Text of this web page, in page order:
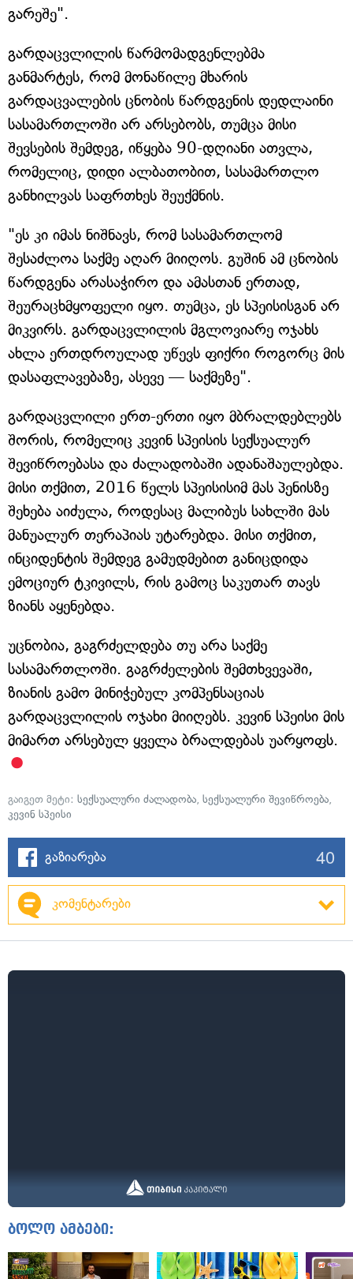
გარეშე".
გარდაცვლილის წარმომადგენლებმა
განმარტეს, რომ მონაწილე მხარის
გარდაცვალების ცნობის წარდგენის დედლაინი
სასამართლოში არ არსებობს, თუმცა მისი
შევსების შემდეგ, იწყება 90-დღიანი ათვლა,
რომელიც, დიდი ალბათობით, სასამართლო
განხილვას საფრთხეს შეუქმნის.
"ეს კი იმას ნიშნავს, რომ სასამართლომ
შესაძლოა საქმე აღარ მიიღოს. გუშინ ამ ცნობის
წარდგენა არასაჭირო და ამასთან ერთად,
შეურაცხმყოფელი იყო. თუმცა, ეს სპეისისგან არ
მიკვირს. გარდაცვლილის მგლოვიარე ოჯახს
ახლა ერთდროულად უწევს ფიქრი როგორც მის
დასაფლავებაზე, ასევე — საქმეზე".
გარდაცვლილი ერთ-ერთი იყო მბრალდებლებს
შორის, რომელიც კევინ სპეისის სექსუალურ
შევიწროებასა და ძალადობაში ადანაშაულებდა.
მისი თქმით, 2016 წელს სპეისისიმ მას პენისზე
შეხება აიძულა, როდესაც მალიბუს სახლში მას
მანუალურ თერაპიას უტარებდა. მისი თქმით,
ინციდენტის შემდეგ გამუდმებით განიცდიდა
ემოციურ ტკივილს, რის გამოც საკუთარ თავს
ზიანს აყენებდა.
უცნობია, გაგრძელდება თუ არა საქმე
სასამართლოში. გაგრძელების შემთხვევაში,
ზიანის გამო მინიჭებულ კომპენსაციას
გარდაცვლილის ოჯახი მიიღებს. კევინ სპეისი მის
მიმართ არსებულ ყველა ბრალდებას უარყოფს.
გაიგეთ მეტი: სექსუალური ძალადობა, სექსუალური შევიწროება,
კევინ სპეისი
გაზიარება 40
კომენტარები
ბოლო ამბები: